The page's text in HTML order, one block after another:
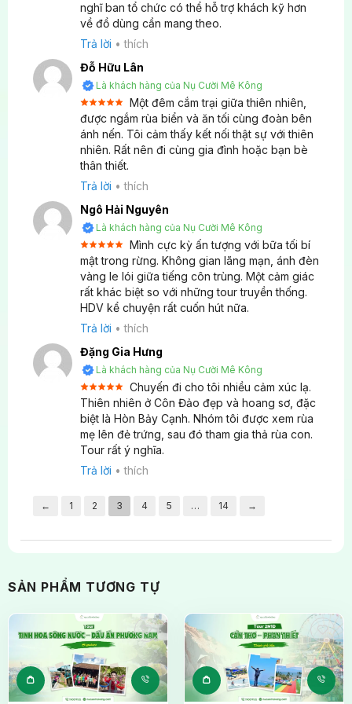
Quang cảnh rộng lớn, lung linh của Hòn Bảy Cạnh nhìn từ
trên cao
Dưới sự hướng dẫn tận tình của kiểm lâm và hướng
dẫn viên Nụ Cười Mê Kông, Quý khách sẽ có cơ hội
tham quan:
Trạm kiểm lâm – nơi các nhà bảo tồn làm việc để
bảo vệ rùa biển.
Khu vực ươm giống và bảo tồn rùa con.
Rừng ngập mặn nguyên sinh với hệ thực vật
phong phú.
Các bãi biển hoang sơ trắng mịn – nơi rùa mẹ lên
đẻ trứng.
Khám phá những điểm hấp dẫn nằm trên Hòn Bảy Cạnh
Nguồn sống bé nhỏ vươn mình về với biển cả
Quay lại điểm xuất phát
Sau những trải nghiệm thả rùa đầy cảm xúc và tận
hưởng trọn vẹn vẻ đẹp hoang sơ của Hòn Bảy
Cạnh, quý khách thu dọn hành trang và lên cano,
băng qua Vịnh Côn Sơn để quay trở lại điểm xuất
phát ban đầu. Trên đường về, quý khách có thể
một lần nữa ngắm nhìn lại khung cảnh biển trời
Đội ngũ Nụ Cười Mê Kông sẽ gửi lời chào tạm biệt
và lời cảm ơn chân thành đến quý khách đã tin
tưởng lựa chọn đồng hành, kết thúc hành trình
Tour Côn Đảo 2 ngày 1 đêm – Cắm trại & thả rùa
với những dấu ấn khó phai và những cảm xúc trọn
Tour có thể đặt cho nhóm nhỏ không hay phải đi
theo đoàn lớn?
Tour Côn Đảo Hòn Bảy Cạnh là tour đặt trước
dành cho nhóm khách. Quý khách vui lòng đặt tour
trước ít nhất 1 ngày.
hạng4
5 sao
nghĩ ban tổ chức có thể hỗ trợ khách kỹ hơn
về đồ dùng cần mang theo.
Trả lời •thích
Đỗ Hữu Lân
Là khách hàng của Nụ Cười Mê Kông
Được xếp
hạng5 5
sao
Một đêm cắm trại giữa thiên nhiên,
được ngắm rùa biển và ăn tối cùng đoàn bên
ánh nến. Tôi cảm thấy kết nối thật sự với thiên
nhiên. Rất nên đi cùng gia đình hoặc bạn bè
thân thiết.
Trả lời •thích
Ngô Hải Nguyên
Là khách hàng của Nụ Cười Mê Kông
Được xếp
hạng5 5
sao
Mình cực kỳ ấn tượng với bữa tối bí
mật trong rừng. Không gian lãng mạn, ánh đèn
vàng le lói giữa tiếng côn trùng. Một cảm giác
rất khác biệt so với những tour truyền thống.
HDV kể chuyện rất cuốn hút nữa.
Trả lời •thích
Đặng Gia Hưng
Là khách hàng của Nụ Cười Mê Kông
Được xếp
hạng55
sao
Chuyến đi cho tôi nhiều cảm xúc lạ.
Thiên nhiên ở Côn Đảo đẹp và hoang sơ, đặc
biệt là Hòn Bảy Cạnh. Nhóm tôi được xem rùa
mẹ lên đẻ trứng, sau đó tham gia thả rùa con.
Tour rất ý nghĩa.
Trả lời •thích
← 1 2 3 4 5 … 14 →
SẢN PHẨM TƯƠNG TỰ